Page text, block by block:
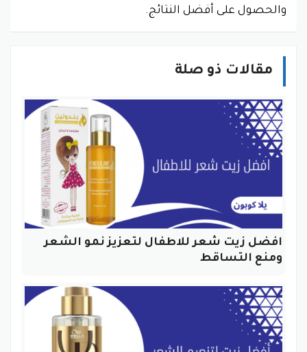
والحصول على أفضل النتائج.
مقالات ذو صلة
افضل زيت شعر للاطفال لتعزيز نمو الشعر
ومنع التساقط